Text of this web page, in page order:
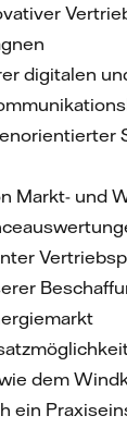
digitalen
Markt- und
dem
ein